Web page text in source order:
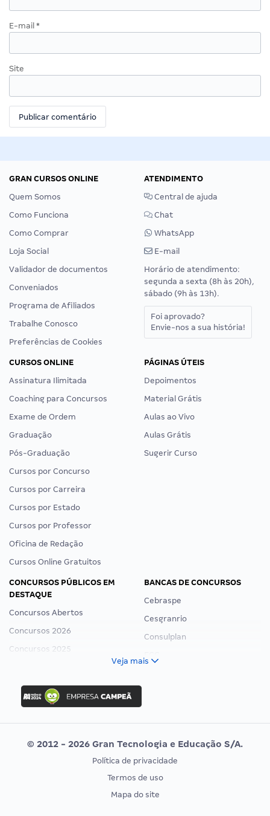
E-mail *
Site
GRAN CURSOS ONLINE
Quem Somos
Como Funciona
Como Comprar
Loja Social
Validador de documentos
Conveniados
Programa de Afiliados
Trabalhe Conosco
Preferências de Cookies
ATENDIMENTO
Central de ajuda
Chat
WhatsApp
E-mail
Horário de atendimento:
segunda a sexta (8h às 20h),
sábado (9h às 13h).
Foi aprovado?
Envie-nos a sua história!
CURSOS ONLINE
Assinatura Ilimitada
Coaching para Concursos
Exame de Ordem
Graduação
Pós-Graduação
Cursos por Concurso
Cursos por Carreira
Cursos por Estado
Cursos por Professor
Oficina de Redação
Cursos Online Gratuitos
PÁGINAS ÚTEIS
Depoimentos
Material Grátis
Aulas ao Vivo
Aulas Grátis
Sugerir Curso
CONCURSOS PÚBLICOS EM
DESTAQUE
Concursos Abertos
Concursos 2026
Concursos 2025
Concurso Ibama
Concurso MPU
Editais publicados
BANCAS DE CONCURSOS
Cebraspe
Cesgranrio
Consulplan
Vunesp
CONCURSOS POR PROFISSÃO
EXAME DE ORDEM
Veja mais
© 2012 - 2026 Gran Tecnologia e Educação S/A.
Política de privacidade
Termos de uso
Mapa do site